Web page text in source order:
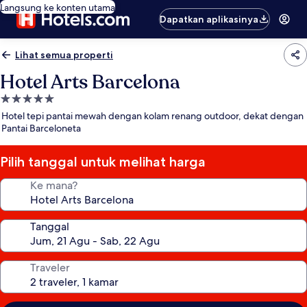
Langsung ke konten utama
Dapatkan aplikasinya
Lihat semua properti
Hotel Arts Barcelona
Properti
bintang
5.0
Hotel tepi pantai mewah dengan kolam renang outdoor, dekat dengan
Pantai Barceloneta
Pilih tanggal untuk melihat harga
Ke mana?
Tanggal
Traveler